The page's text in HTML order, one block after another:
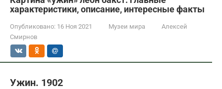
характеристики, описание, интересные факты
Опубликовано: 16 Ноя 2021 Музеи мира
Алексей
Смирнов
Ужин. 1902